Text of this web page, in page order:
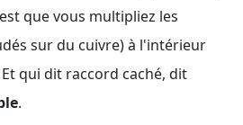
que vous multipliez les
sur du cuivre) à l'intérieur
qui dit raccord caché, dit
.